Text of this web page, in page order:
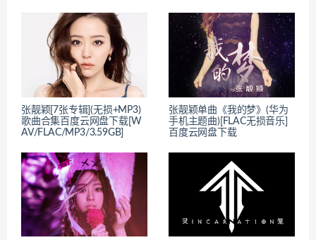
张靓颖[7张专辑](无损+MP3)
歌曲合集百度云网盘下载[W
AV/FLAC/MP3/3.59GB]
张靓颖单曲《我的梦》(华为
手机主题曲)[FLAC无损音乐]
百度云网盘下载